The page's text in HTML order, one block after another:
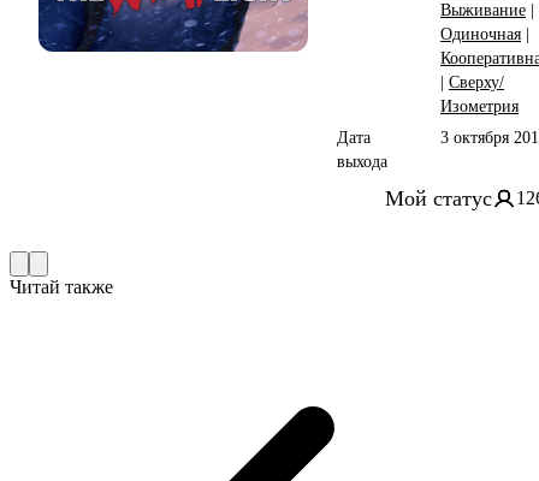
Выживание
Одиночная
Сверху/
Изометрия
Дата
выхода
3 октября
Мой статус
Читай также